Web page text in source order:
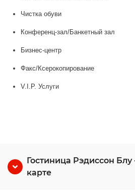
Чистка обуви
Конференц-зал/Банкетный зал
Бизнес-центр
Факс/Ксерокопирование
V.I.P. Услуги
Гостиница Рэдиссон
карте